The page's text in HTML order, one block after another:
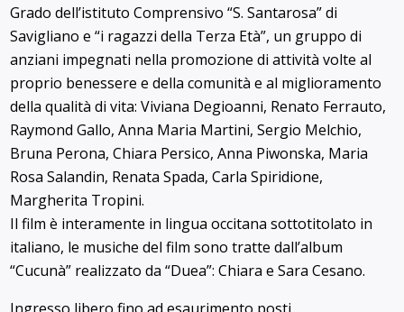
Grado dell’istituto Comprensivo “S. Santarosa” di
Savigliano e “i ragazzi della Terza Età”, un gruppo di
anziani impegnati nella promozione di attività volte al
proprio benessere e della comunità e al miglioramento
della qualità di vita: Viviana Degioanni, Renato Ferrauto,
Raymond Gallo, Anna Maria Martini, Sergio Melchio,
Bruna Perona, Chiara Persico, Anna Piwonska, Maria
Rosa Salandin, Renata Spada, Carla Spiridione,
Margherita Tropini.
Il film è interamente in lingua occitana sottotitolato in
italiano, le musiche del film sono tratte dall’album
“Cucunà” realizzato da “Duea”: Chiara e Sara Cesano.
Ingresso libero fino ad esaurimento posti.